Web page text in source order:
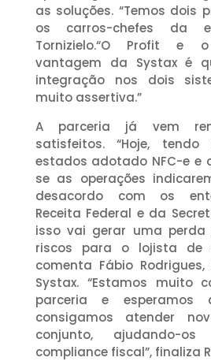
as soluções. “Temos dois
os carros-chefes da
Tornizielo.“O Profit e
vantagem da Systax é
integração nos dois
muito assertiva.”
A parceria já vem
satisfeitos. “Hoje,
estados adotado NFC-e e
se as operações
desacordo com os
Receita Federal e da
isso vai gerar uma
riscos para o lojista de
comenta Fábio
Systax. “Estamos muito
parceria e esperamos
consigamos atender
conjunto, ajudando-
compliance fiscal”, finaliza